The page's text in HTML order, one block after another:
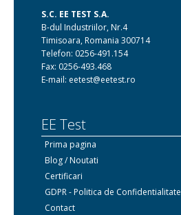
S.C. EE TEST S.A.
B-dul Industriilor, Nr.4
Timisoara, Romania 300714
Telefon: 0256-491.154
Fax: 0256-493.468
E-mail: eetest@eetest.ro
EE Test
Prima pagina
Blog / Noutati
Certificari
GDPR - Politica de Confidentialitate
Contact